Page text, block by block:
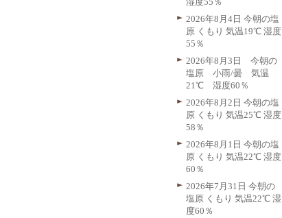
2026年8月4日 今朝の塩
原 くもり 気温19℃ 湿度
55％
2026年8月3日 今朝の
塩原 小雨/曇 気温
21℃ 湿度60％
2026年8月2日 今朝の塩
原 くもり 気温25℃ 湿度
58％
2026年8月1日 今朝の塩
原 くもり 気温22℃ 湿度
60％
2026年7月31日 今朝の
塩原 くもり 気温22℃ 湿
度60％